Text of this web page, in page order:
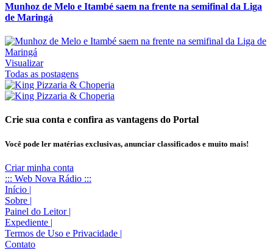
Munhoz de Melo e Itambé saem na frente na semifinal da Liga
de Maringá
Visualizar
Todas as postagens
Crie sua conta e confira as vantagens do Portal
Você pode ler matérias exclusivas, anunciar classificados e muito mais!
Criar minha conta
::: Web Nova Rádio :::
Início |
Sobre |
Painel do Leitor |
Expediente |
Termos de Uso e Privacidade |
Contato